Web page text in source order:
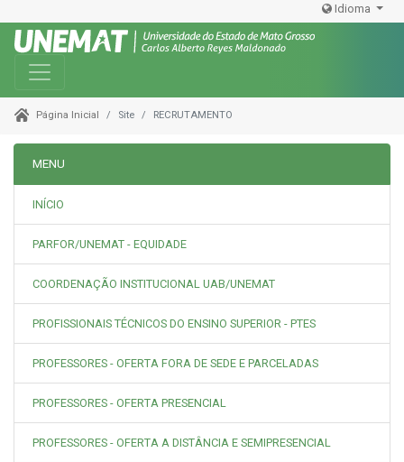
Idioma
Toggle navigation
Página Inicial Site RECRUTAMENTO
MENU
INÍCIO
PARFOR/UNEMAT - EQUIDADE
COORDENAÇÃO INSTITUCIONAL UAB/UNEMAT
PROFISSIONAIS TÉCNICOS DO ENSINO SUPERIOR - PTES
PROFESSORES - OFERTA FORA DE SEDE E PARCELADAS
PROFESSORES - OFERTA PRESENCIAL
PROFESSORES - OFERTA A DISTÂNCIA E SEMIPRESENCIAL